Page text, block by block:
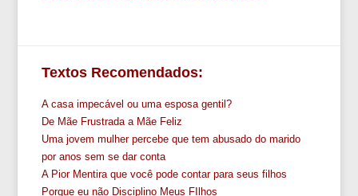
Textos Recomendados:
A casa impecável ou uma esposa gentil?
De Mãe Frustrada a Mãe Feliz
Uma jovem mulher percebe que tem abusado do marido
por anos sem se dar conta
A Pior Mentira que você pode contar para seus filhos
Porque eu não Disciplino Meus FIlhos